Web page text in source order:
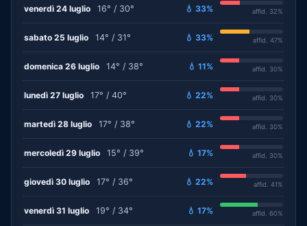
venerdì 24 luglio 16° / 30° 💧 33% affid. 32%
sabato 25 luglio 14° / 31° 💧 33% affid. 47%
domenica 26 luglio 14° / 38° 💧 11% affid. 30%
lunedì 27 luglio 17° / 40° 💧 22% affid. 30%
martedì 28 luglio 17° / 38° 💧 22% affid. 30%
mercoledì 29 luglio 15° / 39° 💧 17% affid. 30%
giovedì 30 luglio 17° / 36° 💧 22% affid. 41%
venerdì 31 luglio 19° / 34° 💧 17% affid. 60%